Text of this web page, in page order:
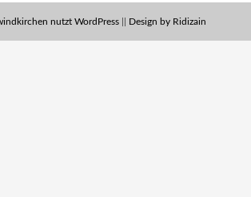
nutzt WordPress Design by Ridizain